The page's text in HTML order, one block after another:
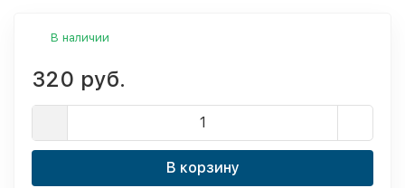
В наличии
320 руб.
В корзину